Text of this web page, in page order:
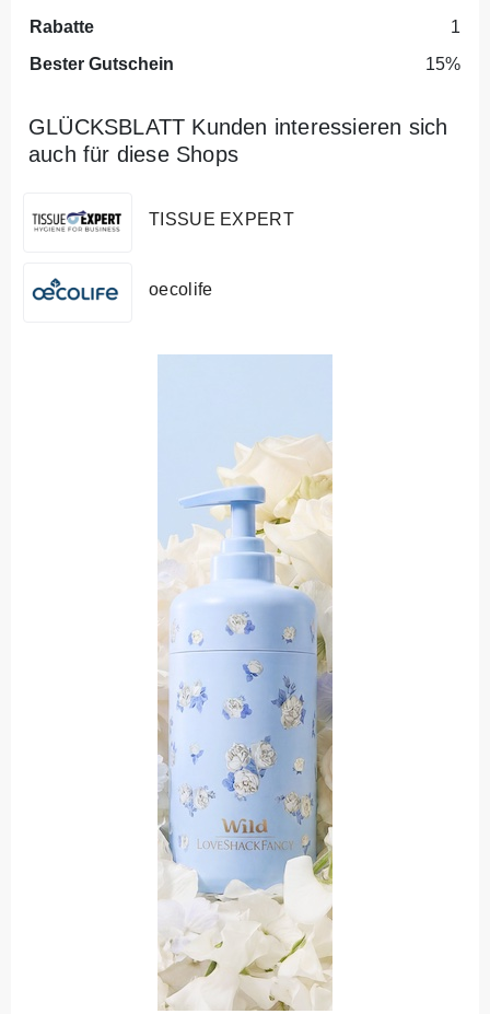
Rabatte
1
Bester Gutschein
15%
GLÜCKSBLATT Kunden interessieren sich
auch für diese Shops
TISSUE EXPERT
oecolife